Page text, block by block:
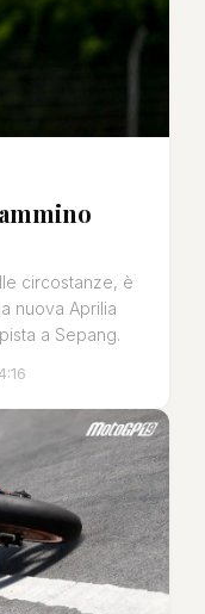
circostanze, è
nuova Aprilia
a Sepang.